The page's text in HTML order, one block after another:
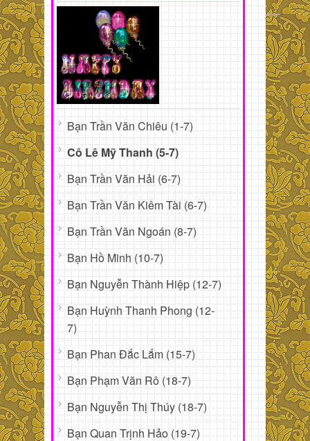
Bạn Trần Văn Chiêu (1-7)
Cô Lê Mỹ Thanh (5-7)
Bạn Trần Văn Hải (6-7)
Bạn Trần Văn Kiêm Tài (6-7)
Bạn Trần Văn Ngoán (8-7)
Bạn Hồ Minh (10-7)
Bạn Nguyễn Thành Hiệp (12-7)
Bạn Huỳnh Thanh Phong (12-
7)
Bạn Phan Đắc Lắm (15-7)
Bạn Phạm Văn Rô (18-7)
Bạn Nguyễn Thị Thúy (18-7)
Bạn Quan Trịnh Hảo (19-7)